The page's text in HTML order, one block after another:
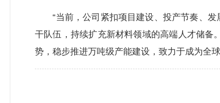
“当前，公司紧扣项目建设、投产节奏、发
干队伍，持续扩充新材料领域的高端人才储备
势，稳步推进万吨级产能建设，致力于成为全